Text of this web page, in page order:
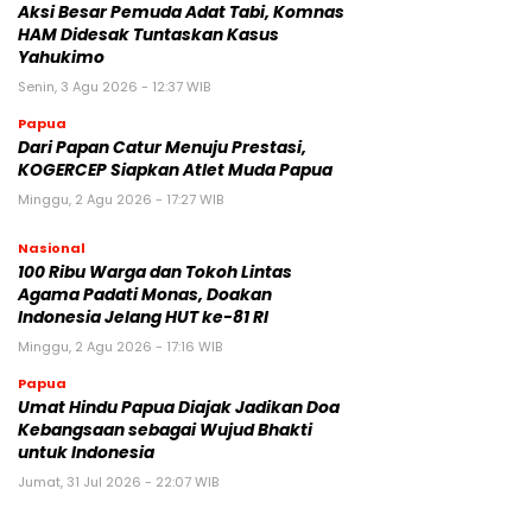
Aksi Besar Pemuda Adat Tabi, Komnas
HAM Didesak Tuntaskan Kasus
Yahukimo
Senin, 3 Agu 2026 - 12:37 WIB
Papua
Dari Papan Catur Menuju Prestasi,
KOGERCEP Siapkan Atlet Muda Papua
Minggu, 2 Agu 2026 - 17:27 WIB
Nasional
100 Ribu Warga dan Tokoh Lintas
Agama Padati Monas, Doakan
Indonesia Jelang HUT ke-81 RI
Minggu, 2 Agu 2026 - 17:16 WIB
Papua
Umat Hindu Papua Diajak Jadikan Doa
Kebangsaan sebagai Wujud Bhakti
untuk Indonesia
Jumat, 31 Jul 2026 - 22:07 WIB